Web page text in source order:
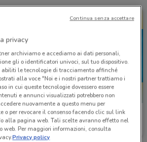
7.4 km
Ottica VistaSì
Scade il 15/09
privacy
archiviamo e accediamo ai dati personali,
gli o identificatori univoci, sul tuo dispositivo.
abiliti le tecnologie di tracciamento affinché
alla voce "Noi e i nostri partner trattiamo i
in cui queste tecnologie dovessero essere
e annunci visualizzati potrebbero non
nuovamente a questo menu per
o per revocare il consenso facendo clic sul link
alla pagina web. Tali scelte avranno effetto nel
web. Per maggiori informazioni, consulta
Privacy policy
Continua senza accettare